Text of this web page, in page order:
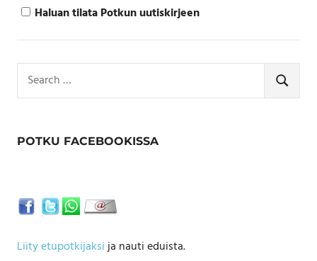
Haluan tilata Potkun uutiskirjeen
for:
SEARCH
POTKU FACEBOOKISSA
Liity etupotkijaksija nauti eduista.